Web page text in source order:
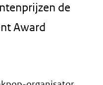
de
Award